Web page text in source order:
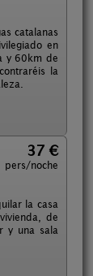
catalanas
en
y 60km de
la
37 €
pers/noche
la casa
de
y una sala